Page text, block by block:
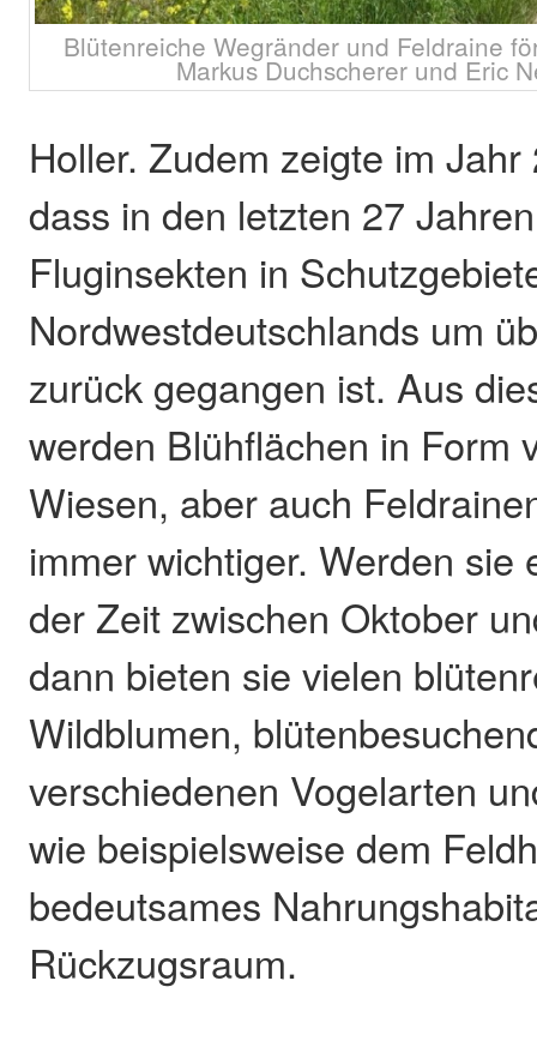
Blütenreiche Wegränder und Feldraine
Markus Duchscherer und Eric
Holler. Zudem zeigte im
dass in den letzten 27
Fluginsekten in
Nordwestdeutschlands um
zurück gegangen ist. Aus
werden Blühflächen in Form
Wiesen, aber auch
immer wichtiger. Werden sie
der Zeit zwischen Oktober
dann bieten sie vielen
Wildblumen,
verschiedenen Vogelarten
wie beispielsweise dem
bedeutsames
Rückzugsraum.